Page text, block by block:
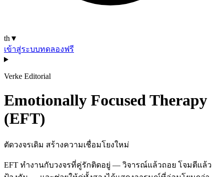
th ▼
เข้าสู่ระบบทดลองฟรี
Verke Editorial
Emotionally Focused Therapy
(EFT)
ตัดวงจรเดิม สร้างความเชื่อมโยงใหม่
EFT ทำงานกับวงจรที่คู่รักติดอยู่ — วิจารณ์แล้วถอย โจมตีแล้ว